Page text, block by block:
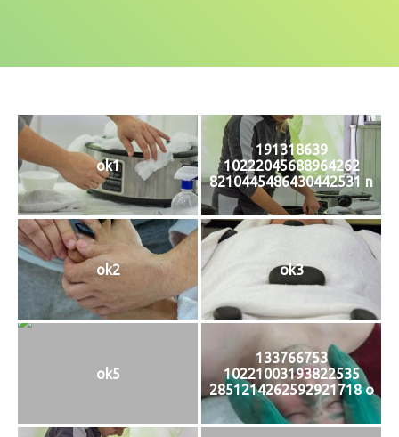
ok1
191318639
10222045688964262
8210445486430442531 n
ok2 ok3
ok5
133766753
10221003193822535
2851214262592921718 o